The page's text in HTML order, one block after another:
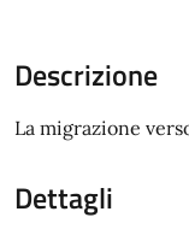
Descrizione
La migrazione
Dettagli